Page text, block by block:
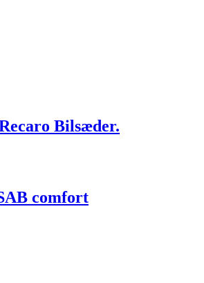
Bilsæder.
comfort